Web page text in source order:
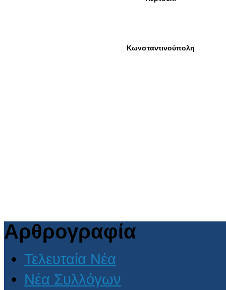
Αρθρογραφία
Τελευταία Νέα
Νέα Συλλόγων